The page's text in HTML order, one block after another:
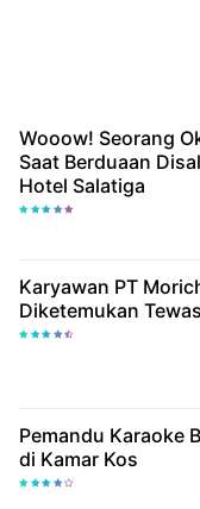
Wooow! Seorang
Saat Berduaan
Hotel Salatiga
Karyawan PT
Diketemukan
Pemandu Karaoke
di Kamar Kos